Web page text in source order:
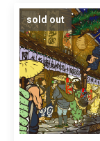
sold out